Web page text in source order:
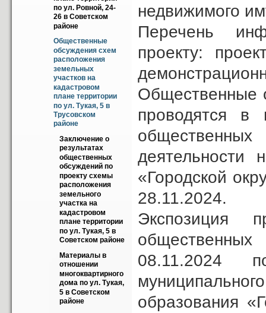
по ул. Ровной, 24-
26 в Советском
районе
Общественные
обсуждения схем
расположения
земельных
участков на
кадастровом
плане территории
по ул. Тукая, 5 в
Трусовском
районе
Заключение о
результатах
общественных
обсуждений по
проекту схемы
расположения
земельного
участка на
кадастровом
плане территории
по ул. Тукая, 5 в
Советском районе
Материалы в
отношении
многоквартирного
дома по ул. Тукая,
5 в Советском
районе
недвижимого
Перечень
проекту:
Общественные
проводятся в
общественных
деятельности
«Городской
28.11.2024.
Экспозиция
08.11.2024
образования